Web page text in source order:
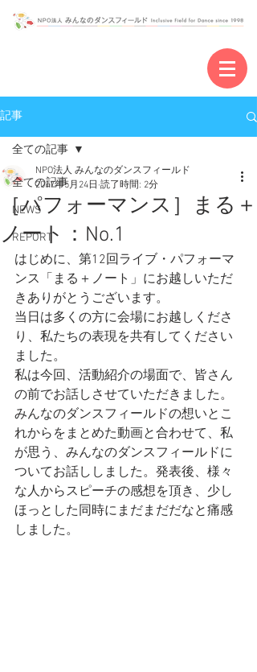
記事
全ての記事
NEWS
REPORT
全ての記事
［パフォーマンス］まる＋
ノート：No.1
NPO法人 みんなのダンスフィールド
2017年5月24日 読了時間: 2分
はじめに、第12回ライブ・パフォーマ
ンス「まる＋ノート」にお越しいただ
きありがとうございます。
当日は多くの方に会場にお越しくださ
り、私たちの表現を共有してください
ました。
私は今回、活動紹介の場面で、皆さん
の前でお話しさせていただきました。
みんなのダンスフィールドの想いとこ
れからをまとめた動画と合わせて、私
が思う、みんなのダンスフィールドに
ついてお話ししました。発表後、様々
な人からスピーチの感想を頂き、少し
ほっとした同時にまだまだだなと痛感
しました。